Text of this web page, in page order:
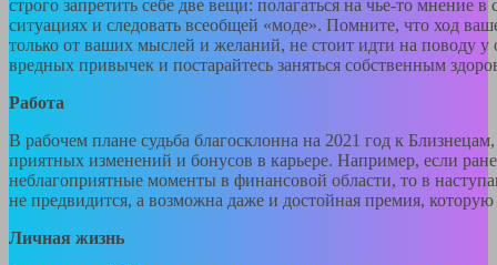
строго запретить себе две вещи: полагаться на чье-то
ситуациях и следовать всеобщей «моде». Помните, что ход
только от ваших мыслей и желаний, не стоит идти на поводу
вредных привычек и постарайтесь заняться собственным
Работа
В рабочем плане судьба благосклонна на 2021 год к
приятных изменений и бонусов в карьере. Например, если
неблагоприятные моменты в финансовой области, то в
не предвидится, а возможна даже и достойная премия,
Личная жизнь